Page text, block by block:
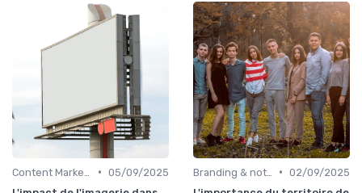
• 05/09/2025
• 02/09/2025